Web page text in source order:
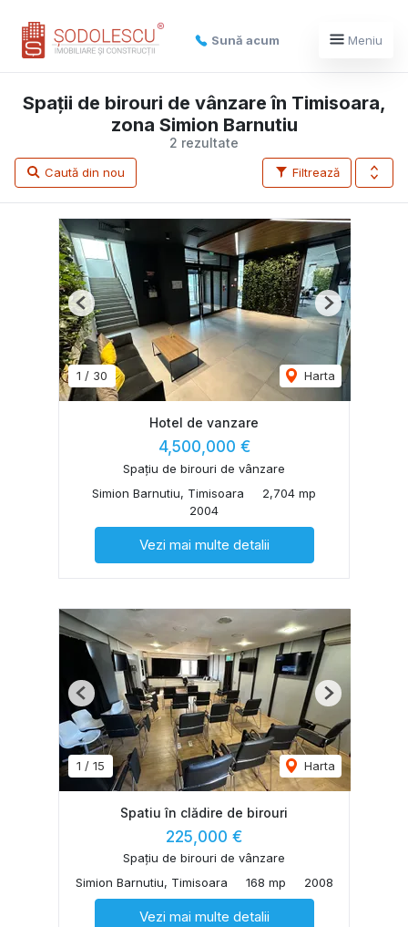
Sună acum Meniu
2 rezultate
Spații de birouri de vânzare în Timisoara,
zona Simion Barnutiu
Filtrează
Caută din nou
1 / 30 Harta
Previous Next
Hotel de vanzare
4,500,000 €
Spațiu de birouri de vânzare
Simion Barnutiu, Timisoara
2,704 mp
2004
Vezi mai multe detalii
1 / 15 Harta
Previous Next
Spatiu în clădire de birouri
225,000 €
Spațiu de birouri de vânzare
Simion Barnutiu, Timisoara
168 mp 2008
Vezi mai multe detalii